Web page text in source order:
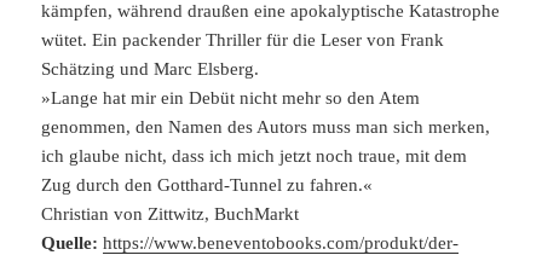
kämpfen, während draußen eine apokalyptische Katastrophe
wütet. Ein packender Thriller für die Leser von Frank
Schätzing und Marc Elsberg.
»Lange hat mir ein Debüt nicht mehr so den Atem
genommen, den Namen des Autors muss man sich merken,
ich glaube nicht, dass ich mich jetzt noch traue, mit dem
Zug durch den Gotthard-Tunnel zu fahren.«
Christian von Zittwitz, BuchMarkt
Quelle: https://www.beneventobooks.com/produkt/der-